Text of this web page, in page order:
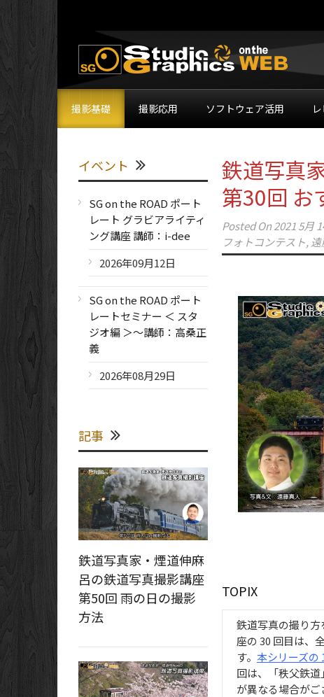
撮影基礎 撮影応用 ソフトウェア活用
鉄道写真
第30回 お
Posted On2021 5月
フォトコンテスト,
TOPIX
鉄道写真の撮り
座の 30 回目は、
す。 本シリーズの
回は、「秩父鉄
が異なる場合が
イベント
SG on the ROAD ポート
レート グラビアライティ
ング講座 講師：i-dee
2026年09月12日
SG on the ROAD ポート
レートセミナー ＜ スタ
ジオ編 ＞～講師：高桑正
義
2026年08月29日
記事
鉄道写真家・煙道伸麻
呂の鉄道写真撮影講座
第50回 雨の日の撮影
方法